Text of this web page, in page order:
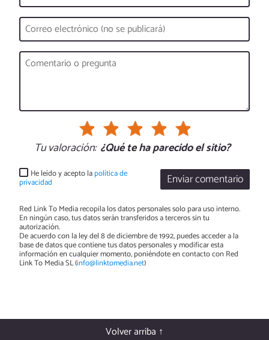
Tu valoración: ¿Qué te ha parecido el sitio?
Enviar comentario
He leído y acepto lapolítica de
privacidad
Red Link To Media recopila los datos personales solo para uso interno.
En ningún caso, tus datos serán transferidos a terceros sin tu
autorización.
De acuerdo con la ley del 8 de diciembre de 1992, puedes acceder a la
base de datos que contiene tus datos personales y modificar esta
información en cualquier momento, poniéndote en contacto con Red
Link To Media SL (info@linktomedia.net)
Volver arriba ↑